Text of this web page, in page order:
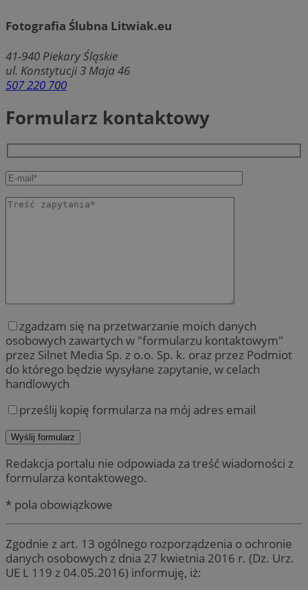
Fotografia Ślubna Litwiak.eu
41-940 Piekary Śląskie
ul. Konstytucji 3 Maja 46
507 220 700
Formularz kontaktowy
zgadzam się na przetwarzanie moich danych
osobowych zawartych w "formularzu kontaktowym"
przez Silnet Media Sp. z o.o. Sp. k. oraz przez Podmiot
do którego będzie wysyłane zapytanie, w celach
handlowych
prześlij kopię formularza na mój adres email
Redakcja portalu nie odpowiada za treść wiadomości z
formularza kontaktowego.
* pola obowiązkowe
Zgodnie z art. 13 ogólnego rozporządzenia o ochronie
danych osobowych z dnia 27 kwietnia 2016 r. (Dz. Urz.
UE L 119 z 04.05.2016) informuję, iż: